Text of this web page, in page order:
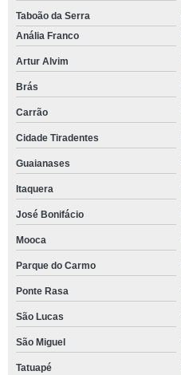
Taboão da Serra
Anália Franco
Artur Alvim
Brás
Carrão
Cidade Tiradentes
Guaianases
Itaquera
José Bonifácio
Mooca
Parque do Carmo
Ponte Rasa
São Lucas
São Miguel
Tatuapé